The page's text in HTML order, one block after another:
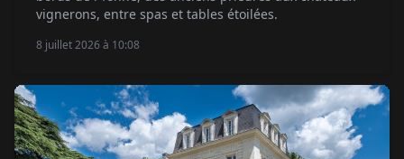
vignerons, entre spas et tables étoilées.
8 juillet 2026 à 10:08